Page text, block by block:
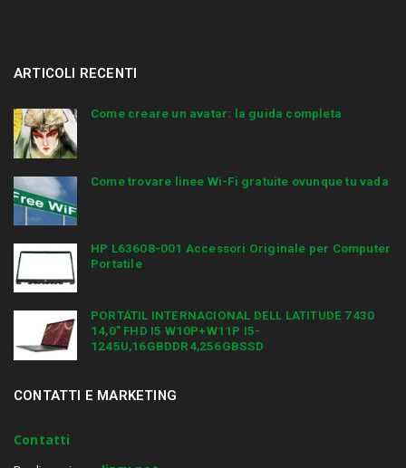
ARTICOLI RECENTI
Come creare un avatar: la guida completa
Come trovare linee Wi-Fi gratuite ovunque tu vada
HP L63608-001 Accessori Originale per Computer
Portatile
PORTÁTIL INTERNACIONAL DELL LATITUDE 7430
14,0″ FHD I5 W10P+W11P I5-
1245U,16GBDDR4,256GBSSD
CONTATTI E MARKETING
Contatti